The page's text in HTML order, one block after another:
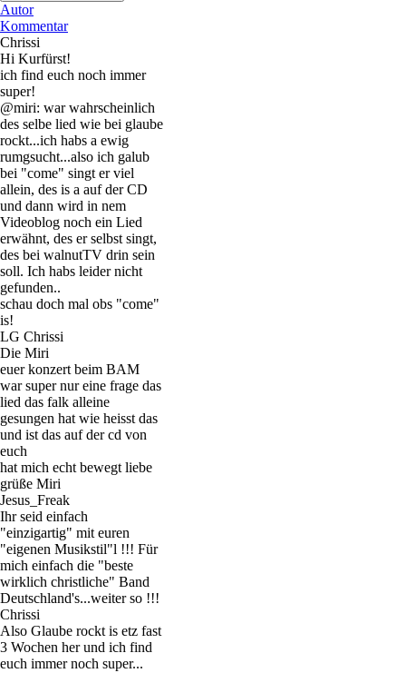
Autor
Kommentar
Chrissi
Hi Kurfürst!
ich find euch noch immer
super!
@miri: war wahrscheinlich
des selbe lied wie bei glaube
rockt...ich habs a ewig
rumgsucht...also ich galub
bei "come" singt er viel
allein, des is a auf der CD
und dann wird in nem
Videoblog noch ein Lied
erwähnt, des er selbst singt,
des bei walnutTV drin sein
soll. Ich habs leider nicht
gefunden..
schau doch mal obs "come"
is!
LG Chrissi
Die Miri
euer konzert beim BAM
war super nur eine frage das
lied das falk alleine
gesungen hat wie heisst das
und ist das auf der cd von
euch
hat mich echt bewegt liebe
grüße Miri
Jesus_Freak
Ihr seid einfach
"einzigartig" mit euren
"eigenen Musikstil"l !!! Für
mich einfach die "beste
wirklich christliche" Band
Deutschland's...weiter so !!!
Chrissi
Also Glaube rockt is etz fast
3 Wochen her und ich find
euch immer noch super...